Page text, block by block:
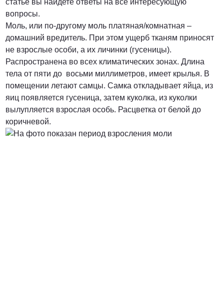
от 1500 Руб.
ПОЗВОНИТЬ
от 3000 Руб.
статье вы найдете ответы на все интересующую
вопросы.
Моль, или по-другому моль платяная/комнатная –
домашний вредитель. При этом ущерб тканям приносят
не взрослые особи, а их личинки (гусеницы).
Распространена во всех климатических зонах. Длина
тела от пяти до восьми миллиметров, имеет крылья. В
помещении летают самцы. Самка откладывает яйца, из
яиц появляется гусеница, затем куколка, из куколки
вылупляется взрослая особь. Расцветка от белой до
коричневой.